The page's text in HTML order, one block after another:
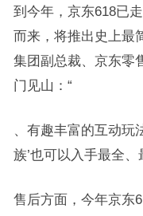
到今年，京东618已
而来，将推出史上最
集团副总裁、京东零
门见山：“
、有趣丰富的互动玩
族’也可以入手最全、
售后方面，今年京东